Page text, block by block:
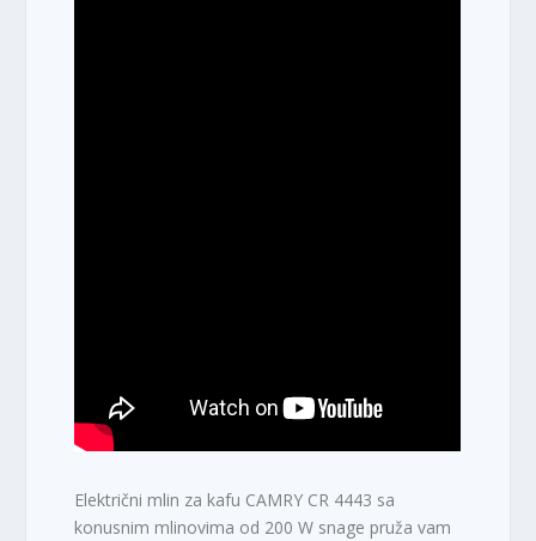
Električni mlin za kafu CAMRY CR 4443 sa
konusnim mlinovima od 200 W snage pruža vam